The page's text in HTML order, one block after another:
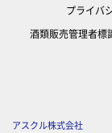
プライバ
酒類販売管理者標
アスクル株式会社